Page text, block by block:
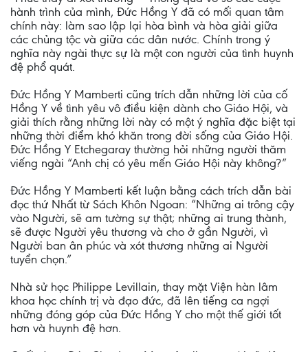
hành trình của mình, Đức Hồng Y đã có mối quan tâm
chính này: làm sao lập lại hòa bình và hòa giải giữa
các chủng tộc và giữa các dân nước. Chính trong ý
nghĩa này ngài thực sự là một con người của tình huynh
đệ phổ quát.
Đức Hồng Y Mamberti cũng trích dẫn những lời của cố
Hồng Y về tình yêu vô điều kiện dành cho Giáo Hội, và
giải thích rằng những lời này có một ý nghĩa đặc biệt tại
những thời điểm khó khăn trong đời sống của Giáo Hội.
Đức Hồng Y Etchegaray thường hỏi những người thăm
viếng ngài “Anh chị có yêu mến Giáo Hội này không?”
Đức Hồng Y Mamberti kết luận bằng cách trích dẫn bài
đọc thứ Nhất từ Sách Khôn Ngoan: “Những ai trông cậy
vào Người, sẽ am tường sự thật; những ai trung thành,
sẽ được Người yêu thương và cho ở gần Người, vì
Người ban ân phúc và xót thương những ai Người
tuyển chọn.”
Nhà sử học Philippe Levillain, thay mặt Viện hàn lâm
khoa học chính trị và đạo đức, đã lên tiếng ca ngợi
những đóng góp của Đức Hồng Y cho một thế giới tốt
hơn và huynh đệ hơn.